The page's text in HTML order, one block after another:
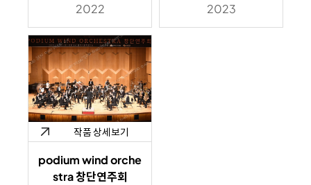
2022
2023
작품 상세보기
podium wind orche
stra 창단연주회